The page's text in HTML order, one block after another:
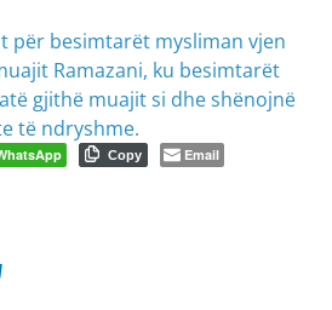
për besimtarët mysliman vjen
Ramazani, ku besimtarët
gjithë muajit si dhe shënojnë
të ndryshme.
Copy Email